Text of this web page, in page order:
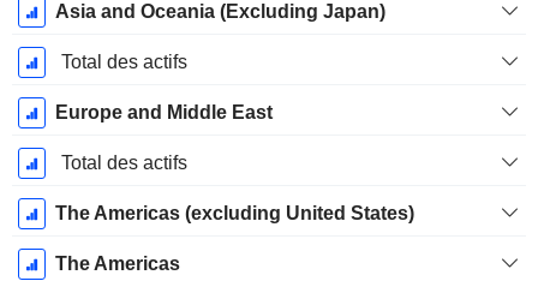
Asia and Oceania (Excluding Japan)
Total des actifs
Europe and Middle East
Total des actifs
The Americas (excluding United States)
The Americas